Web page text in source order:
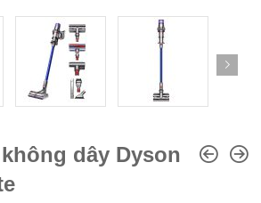
dây Dyson